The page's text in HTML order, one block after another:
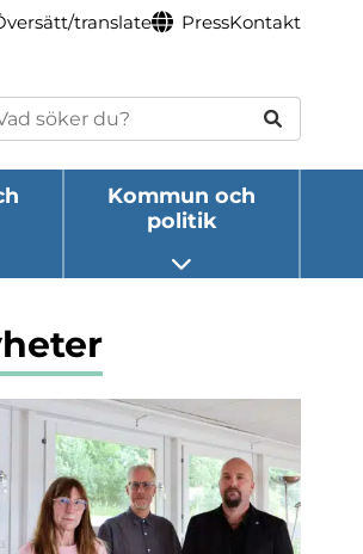
translate PressKontakt
Kommun och
politik
Öppna undermeny